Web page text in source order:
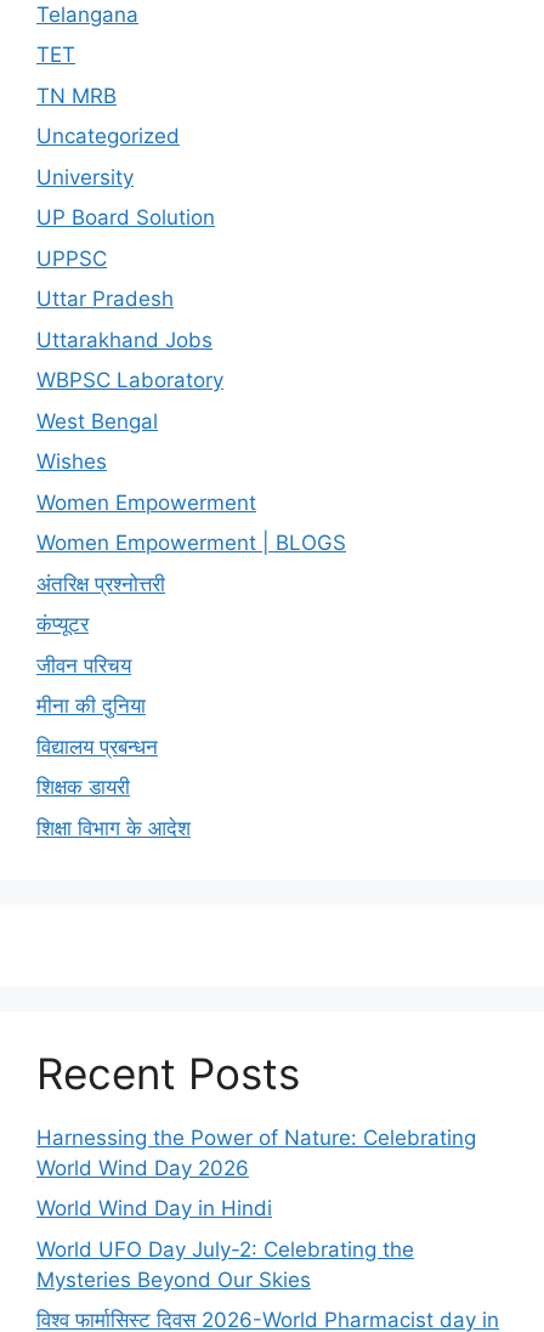
Telangana
TET
TN MRB
Uncategorized
University
UP Board Solution
UPPSC
Uttar Pradesh
Uttarakhand Jobs
WBPSC Laboratory
West Bengal
Wishes
Women Empowerment
Women Empowerment | BLOGS
अंतरिक्ष प्रश्नोत्तरी
कंप्यूटर
जीवन परिचय
मीना की दुनिया
विद्यालय प्रबन्धन
शिक्षक डायरी
शिक्षा विभाग के आदेश
Recent Posts
Harnessing the Power of Nature: Celebrating
World Wind Day 2026
World Wind Day in Hindi
World UFO Day July-2: Celebrating the
Mysteries Beyond Our Skies
विश्व फार्मासिस्ट दिवस 2026-World Pharmacist day in